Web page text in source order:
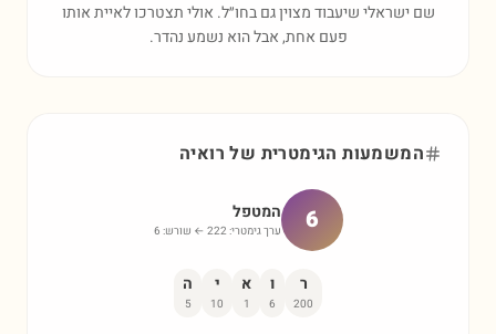
שם ישראלי שיעבוד מצוין גם בחו״ל. אולי תצטרכו לאיית אותו
פעם אחת, אבל הוא נשמע נהדר.
המשמעות הגימטרית של רואיה
6 המטפל
ערך גימטרי:222 ← שורש: 6
ר
200
ו
6
א
1
י
10
ה
5